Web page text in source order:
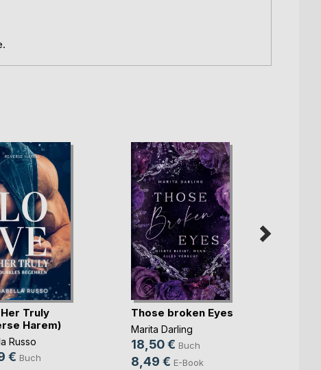
Truly
Harem)
Russo
€ Buch
Those broken Eyes
Marita Darling
18,50 € Buch
8,49 € E-Book